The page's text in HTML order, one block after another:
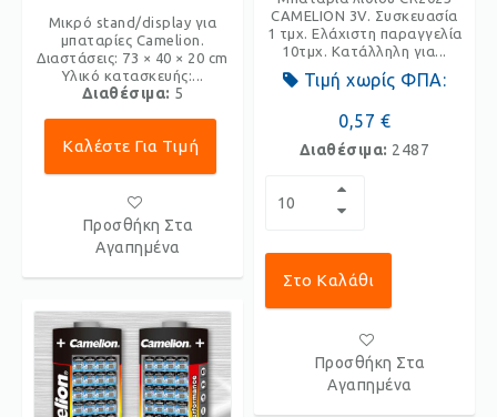
Μικρό stand/display για
μπαταρίες Camelion.
Διαστάσεις: 73 × 40 × 20 cm
Υλικό κατασκευής:...
Διαθέσιμα: 5
Καλέστε Για Τιμή
Προσθήκη Στα
Αγαπημένα
CAMELION 3V. Συσκευασία
1 τμχ. Ελάχιστη παραγγελία
10τμχ. Κατάλληλη για...
Τιμή χωρίς ΦΠΑ:
0,57 €
Διαθέσιμα: 2487
Στο Καλάθι
Προσθήκη Στα
Αγαπημένα